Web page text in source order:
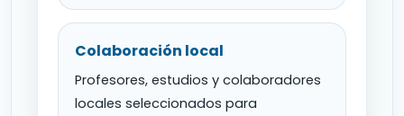
Colaboración local
Profesores, estudios y colaboradores
locales seleccionados para